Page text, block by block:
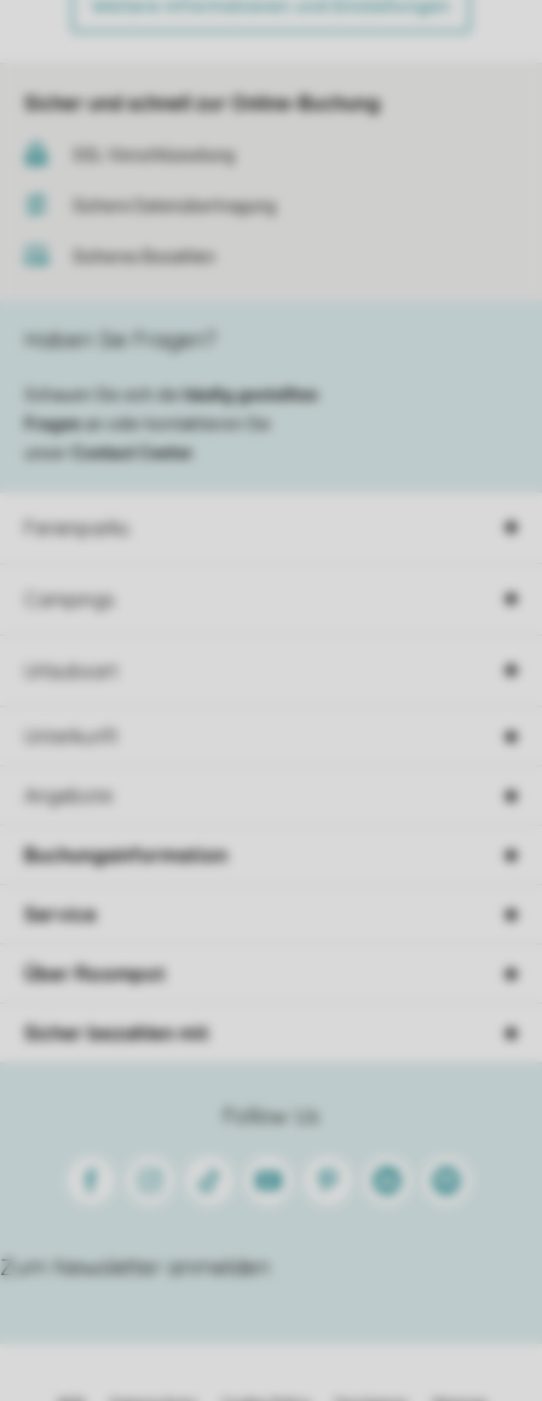
Weitere Informationen und Einstellungen
Sicher und schnell zur Online-Buchung
SSL-Verschlüsselung
Sichere Datenübertragung
Sicheres Bezahlen
Ferienparks
Campings
Urlaubsart
Unterkunft
Angebote
Haben Sie Fragen?
Schauen Sie sich die
häufig gestellten
Fragen an oder kontaktieren Sie
unser
Contact Center
Follow Us
FacebookInstagram
Tiktok Youtube PinterestLinkedinSpotify
Zum Newsletter anmelden
Buchungsinformation
Service
Über Roompot
Sicher bezahlen mit